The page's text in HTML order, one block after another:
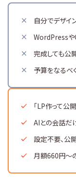
自分でデザイ
WordPressや
完成しても公
予算をなるべ
「LP作って公
AIとの会話だ
設定不要、公
月額660円〜